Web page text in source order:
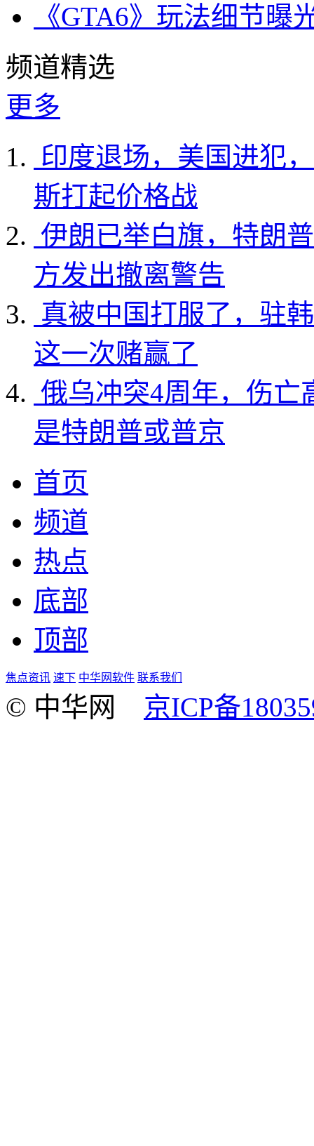
《GTA6》玩法细节
频道精选
更多
印度退场，美国进犯
斯打起价格战
伊朗已举白旗，特朗
方发出撤离警告
真被中国打服了，驻
这一次赌赢了
俄乌冲突4周年，伤亡
是特朗普或普京
首页
频道
热点
底部
顶部
焦点资讯 速下 中华网软件 联系我们
© 中华网 京ICP备